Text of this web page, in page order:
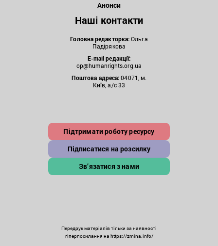
Анонси
Наші контакти
Головна редакторка:Ольга
Падірякова
E-mail редакції:
op@humanrights.org.ua
Поштова адреса:04071, м.
Київ, а/с 33
Підтримати роботу ресурсу
Підписатися на розсилку
Зв’язатися з нами
Передрук матеріалів тільки за наявності
гіперпосилання на https://zmina.info/